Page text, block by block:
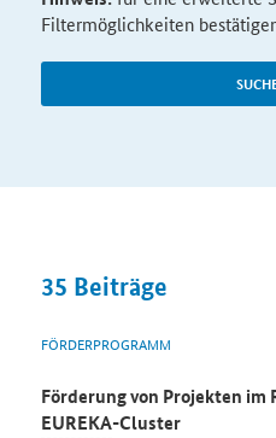
Filtermöglichkeiten
35 Beiträge
FÖRDERPROGRAMM
Förderung von Projekten im
EUREKA-Cluster